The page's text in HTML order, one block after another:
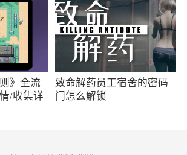
完全免费随你挑选
》全流
/收集详
致命解药员工宿舍的密码
门怎么解锁